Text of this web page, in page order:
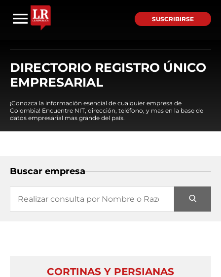
SUSCRIBIRSE
DIRECTORIO REGISTRO ÚNICO
EMPRESARIAL
¡Conozca la información esencial de cualquier empresa de
Colombia! Encuentre NIT, dirección, teléfono, y mas en la base de
datos empresarial mas grande del país.
Buscar empresa
CORTINAS Y PERSIANAS